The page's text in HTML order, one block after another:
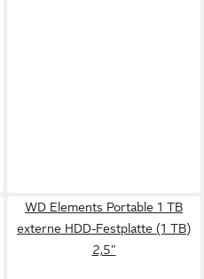
WD Elements Portable 1 TB
externe HDD-Festplatte (1 TB)
2,5"